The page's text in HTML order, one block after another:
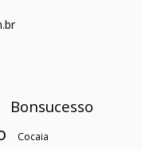
Bonsucesso
Cocaia